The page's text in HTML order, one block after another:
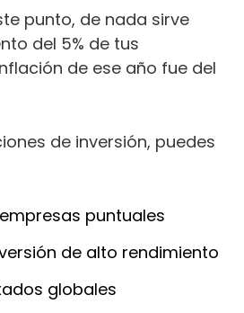
punto, de nada sirve
del 5% de tus
de ese año fue del
de inversión, puedes
puntuales
de alto rendimiento
globales